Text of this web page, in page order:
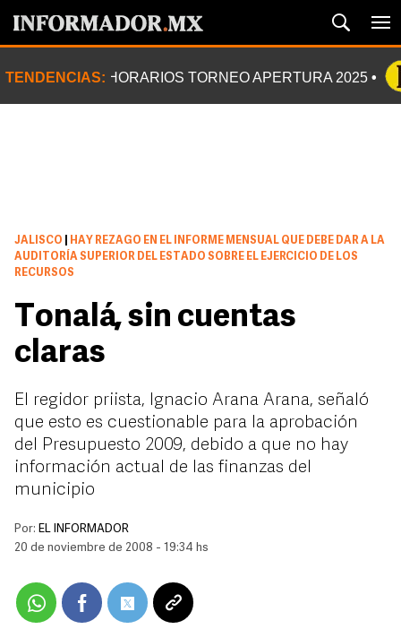
TENDENCIAS: HORARIOS TORNEO APERTURA 2025
JALISCO
HAY REZAGO EN EL INFORME MENSUAL QUE DEBE DAR A LA
AUDITORÍA SUPERIOR DEL ESTADO SOBRE EL EJERCICIO DE LOS
RECURSOS
Tonalá, sin cuentas
claras
El regidor priista, Ignacio Arana Arana, señaló
que esto es cuestionable para la aprobación
del Presupuesto 2009, debido a que no hay
información actual de las finanzas del
municipio
Por: EL INFORMADOR
20 de noviembre de 2008 - 19:34 hs